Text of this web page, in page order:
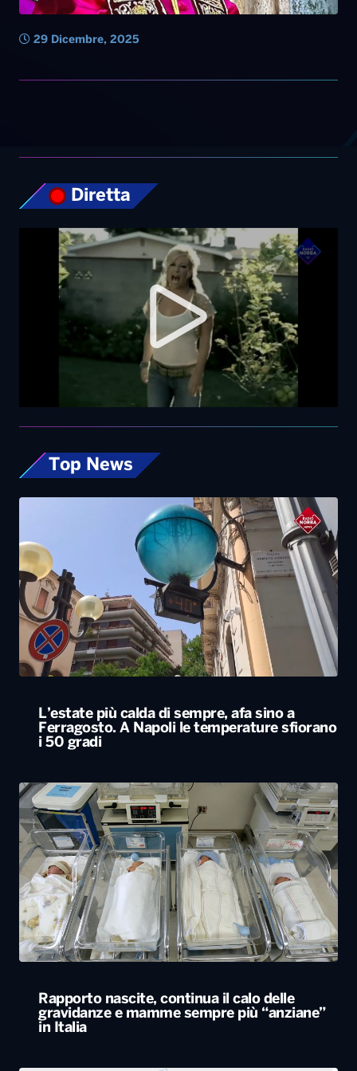
29 Dicembre, 2025
Diretta
Top News
L’estate più calda di sempre, afa sino a
Ferragosto. A Napoli le temperature sfiorano
i 50 gradi
Rapporto nascite, continua il calo delle
gravidanze e mamme sempre più “anziane”
in Italia